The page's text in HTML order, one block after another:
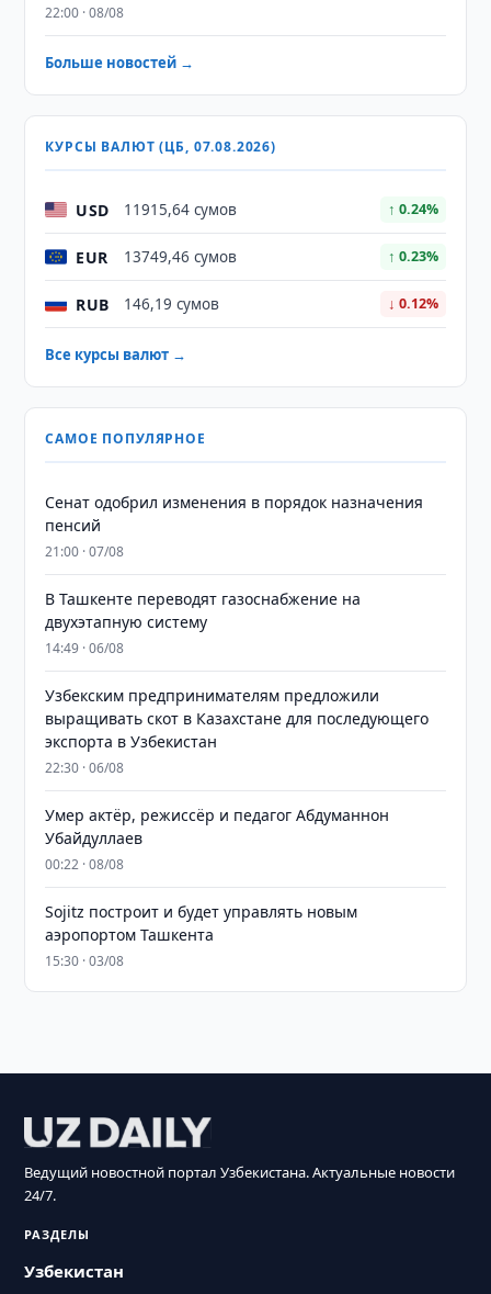
22:00 · 08/08
Больше новостей →
КУРСЫ ВАЛЮТ (ЦБ, 07.08.2026)
USD 11915,64 сумов ↑ 0.24%
EUR 13749,46 сумов ↑ 0.23%
RUB 146,19 сумов ↓ 0.12%
Все курсы валют →
САМОЕ ПОПУЛЯРНОЕ
Сенат одобрил изменения в порядок назначения
пенсий
21:00 · 07/08
В Ташкенте переводят газоснабжение на
двухэтапную систему
14:49 · 06/08
Узбекским предпринимателям предложили
выращивать скот в Казахстане для последующего
экспорта в Узбекистан
22:30 · 06/08
Умер актёр, режиссёр и педагог Абдуманнон
Убайдуллаев
00:22 · 08/08
Sojitz построит и будет управлять новым
аэропортом Ташкента
15:30 · 03/08
Ведущий новостной портал Узбекистана. Актуальные новости
24/7.
РАЗДЕЛЫ
Узбекистан